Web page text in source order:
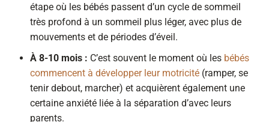
étape où les bébés passent d’un cycle de sommeil
très profond à un sommeil plus léger, avec plus de
mouvements et de périodes d’éveil.
À 8-10 mois : C’est souvent le moment où les bébés
commencent à développer leur motricité (ramper, se
tenir debout, marcher) et acquièrent également une
certaine anxiété liée à la séparation d’avec leurs
parents.